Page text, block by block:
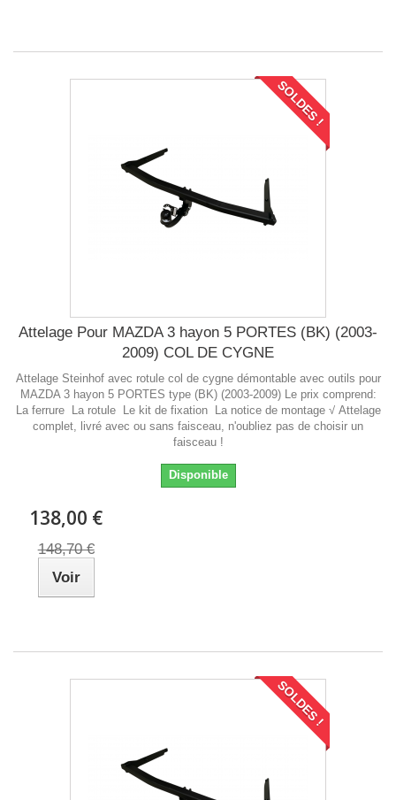
SOLDES !
Attelage Pour MAZDA 3 hayon 5 PORTES (BK) (2003-
2009) COL DE CYGNE
Attelage Steinhof avec rotule col de cygne démontable avec outils pour
MAZDA 3 hayon 5 PORTES type (BK) (2003-2009) Le prix comprend:
La ferrure La rotule Le kit de fixation La notice de montage √ Attelage
complet, livré avec ou sans faisceau, n'oubliez pas de choisir un
faisceau !
Disponible
138,00 €
148,70 €
Voir
SOLDES !